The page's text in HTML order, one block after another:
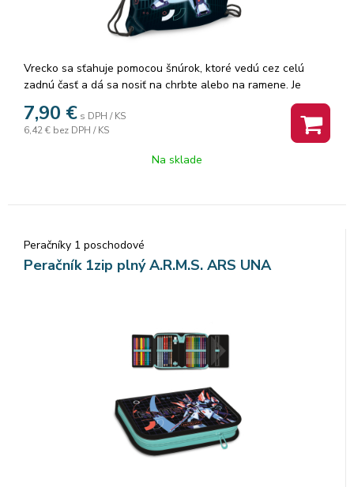
Vrecko sa sťahuje pomocou šnúrok, ktoré vedú cez celú
zadnú časť a dá sa nosiť na chrbte alebo na ramene. Je
výchovu alebo na každodenné nosenie. Rozmer: 32x42 cm.
7,90 € s DPH / KS
6,42 € bez DPH / KS
Na sklade
Peračníky 1 poschodové
Peračník 1zip plný A.R.M.S. ARS UNA